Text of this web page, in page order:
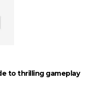
to thrilling gameplay